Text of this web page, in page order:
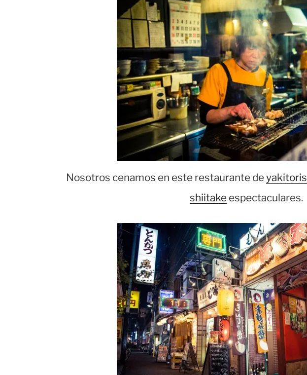
Nosotros cenamos en este restaurante deyakitoris
shiitakeespectaculares.